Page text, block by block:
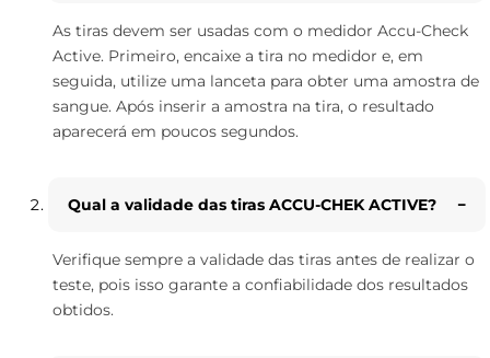
As tiras devem ser usadas com o medidor Accu-Check
Active. Primeiro, encaixe a tira no medidor e, em
seguida, utilize uma lanceta para obter uma amostra de
sangue. Após inserir a amostra na tira, o resultado
aparecerá em poucos segundos.
Qual a validade das tiras ACCU-CHEK ACTIVE?
Verifique sempre a validade das tiras antes de realizar o
teste, pois isso garante a confiabilidade dos resultados
obtidos.